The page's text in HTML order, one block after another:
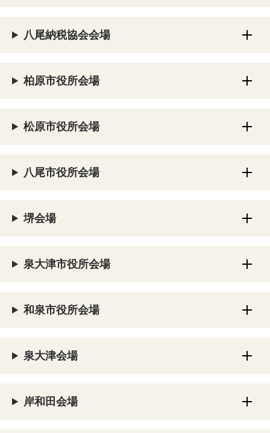
八尾納税協会会場
柏原市役所会場
松原市役所会場
八尾市役所会場
堺会場
泉大津市役所会場
和泉市役所会場
泉大津会場
岸和田会場